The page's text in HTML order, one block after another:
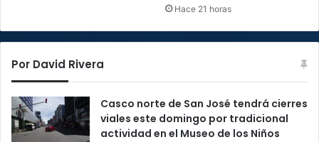
Hace 21 horas
Por David Rivera
Casco norte de San José tendrá cierres
viales este domingo por tradicional
actividad en el Museo de los Niños